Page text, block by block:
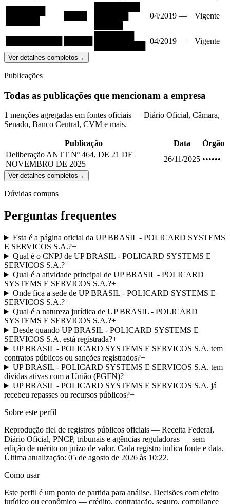
04/2019 — Vigente
04/2019 — Vigente
Ver detalhes completos →
Publicações
Todas as publicações que mencionam a empresa
1 menções agregadas em fontes oficiais — Diário Oficial, Câmara,
Senado, Banco Central, CVM e mais.
Publicação Data
Órgão
Deliberação ANTT Nº 464, DE 21 DE
NOVEMBRO DE 2025
26/11/2025 ••••••
Ver detalhes completos →
Dúvidas comuns
Perguntas frequentes
Esta é a página oficial da UP BRASIL - POLICARD SYSTEMS
E SERVICOS S.A.?+
Qual é o CNPJ de UP BRASIL - POLICARD SYSTEMS E
SERVICOS S.A.?+
Qual é a atividade principal de UP BRASIL - POLICARD
SYSTEMS E SERVICOS S.A.?+
Onde fica a sede de UP BRASIL - POLICARD SYSTEMS E
SERVICOS S.A.?+
Qual é a natureza jurídica de UP BRASIL - POLICARD
SYSTEMS E SERVICOS S.A.?+
Desde quando UP BRASIL - POLICARD SYSTEMS E
SERVICOS S.A. está registrada?+
UP BRASIL - POLICARD SYSTEMS E SERVICOS S.A. tem
contratos públicos ou sanções registrados?+
UP BRASIL - POLICARD SYSTEMS E SERVICOS S.A. tem
dívidas ativas com a União (PGFN)?+
UP BRASIL - POLICARD SYSTEMS E SERVICOS S.A. já
recebeu repasses ou recursos públicos?+
Sobre este perfil
Reprodução fiel de registros públicos oficiais — Receita Federal,
Diário Oficial, PNCP, tribunais e agências reguladoras — sem
edição de mérito ou juízo de valor. Cada registro indica fonte e data.
Última atualização: 05 de agosto de 2026 às 10:22.
Como usar
Este perfil é um ponto de partida para análise. Decisões com efeito
jurídico ou econômico — crédito, contratação, seguro, compliance